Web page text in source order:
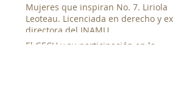
Mujeres que inspiran No. 7. Liriola
Leoteau. Licenciada en derecho y ex
directora del INAMU
El GECU y su participación en la